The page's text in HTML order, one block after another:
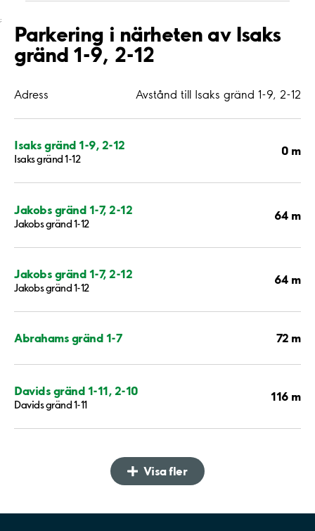
;
Parkering i närheten av Isaks
gränd 1-9, 2-12
Adress Avstånd till Isaks gränd 1-9, 2-12
Isaks gränd 1-9, 2-12
Isaks gränd 1-12
0 m
Jakobs gränd 1-7, 2-12
Jakobs gränd 1-12
64 m
Jakobs gränd 1-7, 2-12
Jakobs gränd 1-12
64 m
Abrahams gränd 1-7 72 m
Davids gränd 1-11, 2-10
Davids gränd 1-11
116 m
Visa fler